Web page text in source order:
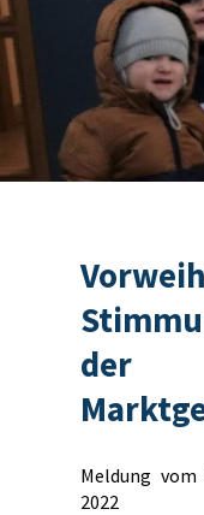
der
Meldung vom
2022